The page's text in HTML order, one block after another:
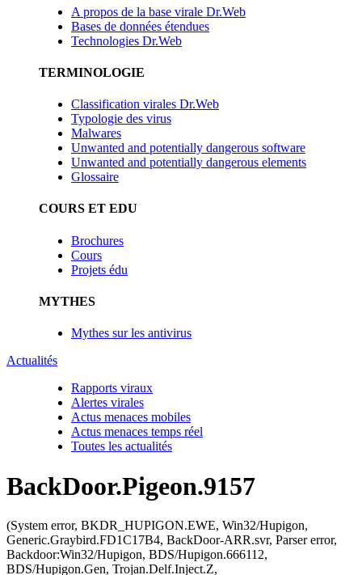
A propos de la base virale Dr.Web
Bases de données étendues
Technologies Dr.Web
TERMINOLOGIE
Classification virales Dr.Web
Typologie des virus
Malwares
Unwanted and potentially dangerous software
Unwanted and potentially dangerous elements
Glossaire
COURS ET EDU
Brochures
Cours
Projets édu
MYTHES
Mythes sur les antivirus
Actualités
Rapports viraux
Alertes virales
Actus menaces mobiles
Actus menaces temps réel
Toutes les actualités
BackDoor.Pigeon.9157
(System error, BKDR_HUPIGON.EWE, Win32/Hupigon,
Generic.Graybird.FD1C17B4, BackDoor-ARR.svr, Parser error,
Backdoor:Win32/Hupigon, BDS/Hupigon.666112,
BDS/Hupigon.Gen, Trojan.Delf.Inject.Z,